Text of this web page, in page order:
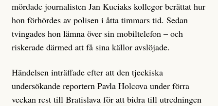
mördade journalisten Jan Kuciaks kollegor berättat hur
hon förhördes av polisen i åtta timmars tid. Sedan
tvingades hon lämna över sin mobiltelefon – och
riskerade därmed att få sina källor avslöjade.
Händelsen inträffade efter att den tjeckiska
undersökande reportern Pavla Holcova under förra
veckan rest till Bratislava för att bidra till utredningen